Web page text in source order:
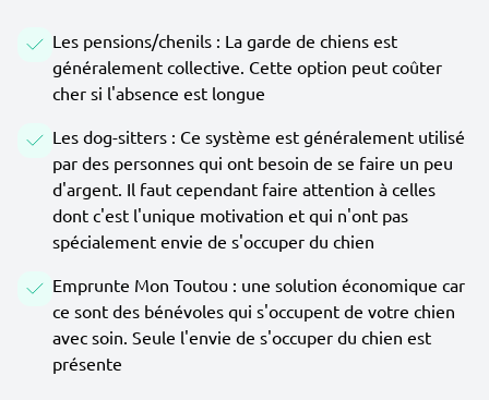
Les pensions/chenils : La garde de chiens est
généralement collective. Cette option peut coûter
cher si l'absence est longue
Les dog-sitters : Ce système est généralement utilisé
par des personnes qui ont besoin de se faire un peu
d'argent. Il faut cependant faire attention à celles
dont c'est l'unique motivation et qui n'ont pas
spécialement envie de s'occuper du chien
Emprunte Mon Toutou : une solution économique car
ce sont des bénévoles qui s'occupent de votre chien
avec soin. Seule l'envie de s'occuper du chien est
présente